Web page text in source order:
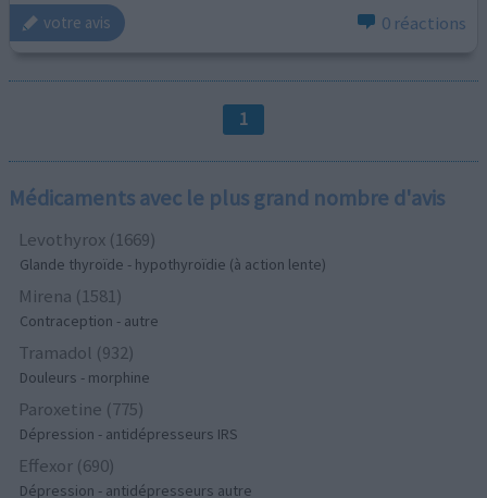
votre avis 0 réactions
1
Médicaments avec le plus grand nombre d'avis
Levothyrox (1669)
Glande thyroïde - hypothyroïdie (à action lente)
Mirena (1581)
Contraception - autre
Tramadol (932)
Douleurs - morphine
Paroxetine (775)
Dépression - antidépresseurs IRS
Effexor (690)
Dépression - antidépresseurs autre